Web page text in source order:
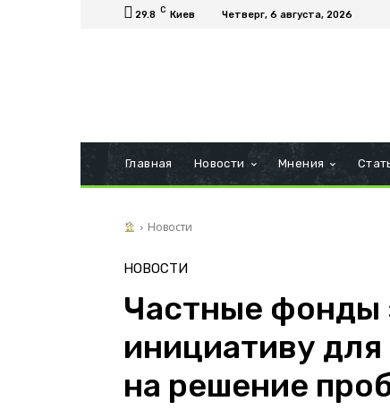
29.8 C Киев Четверг, 6 августа, 2026
Главная Новости Мнения
Новости
НОВОСТИ
Частные фонды
инициативу
на решение